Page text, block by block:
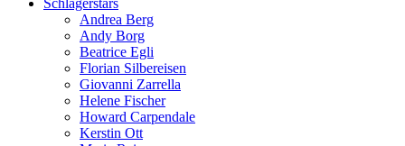
Schlagerstars
Andrea Berg
Andy Borg
Beatrice Egli
Florian Silbereisen
Giovanni Zarrella
Helene Fischer
Howard Carpendale
Kerstin Ott